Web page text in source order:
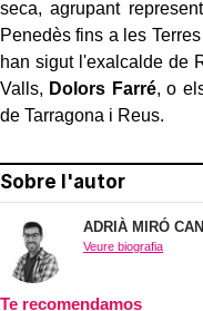
seca, agrupant
Penedès fins a les
han sigut l'exalcalde de
Valls, Dolors Farré, o
de Tarragona i Reus.
Sobre l'autor
ADRIÀ MIRÓ
Veure biografia